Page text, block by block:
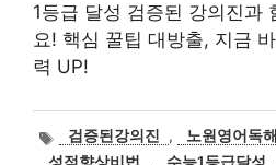
1등급 달성 검증된 강의진과
요! 핵심 꿀팁 대방출, 지금
력 UP!
태
그
검증된강의진 , 노원영어독